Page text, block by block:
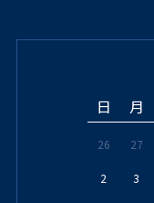
日 月
26 27
2 3